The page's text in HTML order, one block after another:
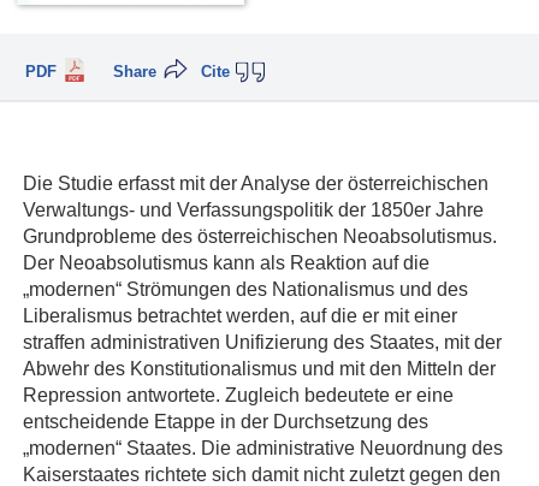
PDF Cite
Share
Die Studie erfasst mit der Analyse der österreichischen
Verwaltungs- und Verfassungspolitik der 1850er Jahre
Grundprobleme des österreichischen Neoabsolutismus.
Der Neoabsolutismus kann als Reaktion auf die
„modernen“ Strömungen des Nationalismus und des
Liberalismus betrachtet werden, auf die er mit einer
straffen administrativen Unifizierung des Staates, mit der
Abwehr des Konstitutionalismus und mit den Mitteln der
Repression antwortete. Zugleich bedeutete er eine
entscheidende Etappe in der Durchsetzung des
„modernen“ Staates. Die administrative Neuordnung des
Kaiserstaates richtete sich damit nicht zuletzt gegen den